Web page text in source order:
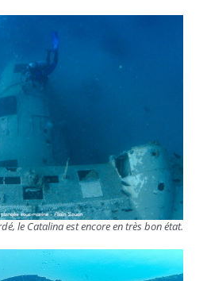
le Catalina est encore en très bon état.